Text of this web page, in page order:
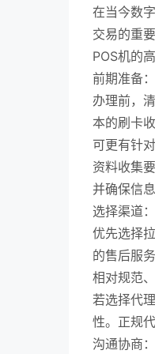
在当今数
交易的重
POS机的
前期准备
办理前，
本的刷卡
可更有针
资料收集
并确保信
选择渠道
优先选择
的售后服
相对规范、
若选择代
性。正规
沟通协商